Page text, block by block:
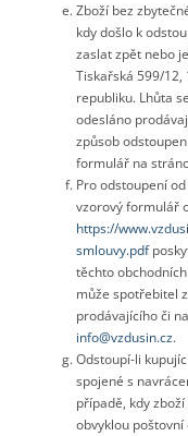
Zboží bez
kdy došlo k
zaslat zpět nebo
Tiskařská 599/12,
republiku. Lhůta
odesláno
způsob
formulář na
Pro odstoupení
vzorový formulář
https://
smlouvy.pdf
těchto
může spotřebitel
prodávajícího či
info@vzdusin.cz.
Odstoupí-li
spojené s
případě, kdy
obvyklou poštovní